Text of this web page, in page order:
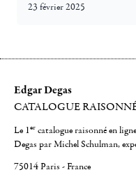
23 février 2025
Edgar Degas
CATALOGUE
Le 1er catalogue raisonné en
Degas par Michel Schulman,
75014 Paris - France